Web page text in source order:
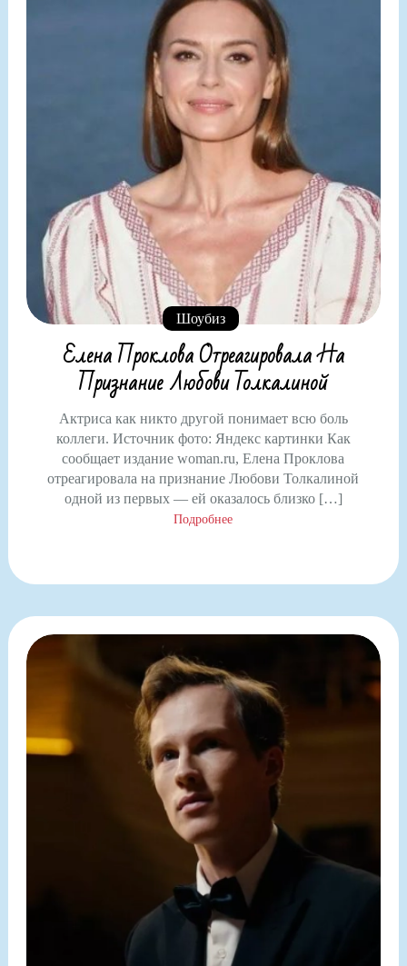
Шоубиз
Елена Проклова Отреагировала На
Признание Любови Толкалиной
Актриса как никто другой понимает всю боль
коллеги. Источник фото: Яндекс картинки Как
сообщает издание woman.ru, Елена Проклова
отреагировала на признание Любови Толкалиной
одной из первых — ей оказалось близко […]
Подробнее